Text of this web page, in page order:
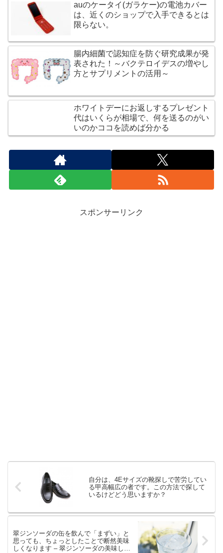
auのケータイ(ガラケー)の電池カバー
は、近くのショップで入手できるとは
限らない。
腸内細菌で認知症を防ぐ研究成果が発
表された！～バクテロイデスの増やし
方とサプリメントの活用～
ホワイトデーにお返しするプレゼント
代はいくらが相場で、何を送るのがい
いのかココを読めば分かる
スポンサーリンク
自分は、4Eサイズの靴探しで苦労してい
る甲高幅広の者です。この方法で探して
いるけどどう思いますか？
翠ジンソーダの缶を飲んで「まずい」と
思っても、ちょっとしたことで断然美味
しくなります – 翠ジンソーダの美味しく